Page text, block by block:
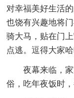
对幸福美好生活
也饶有兴趣地将
骑大马，贴在门
点逃。逗得大家哈
夜幕来临，
俗，吃年夜饭时